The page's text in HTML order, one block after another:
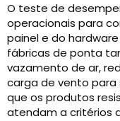
O teste de
operacionais para
painel e do
fábricas de ponta
vazamento de ar,
carga de vento para
que os produtos
atendam a critérios